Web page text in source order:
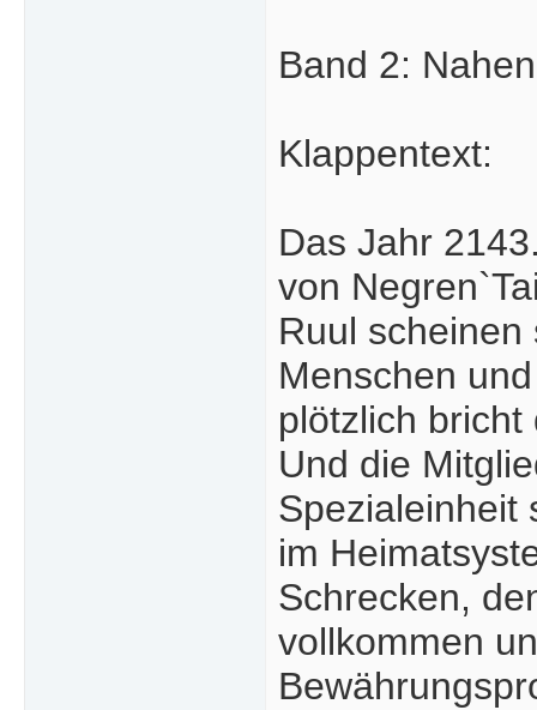
Band 2:
Klappentext:
Das Jahr
von
Ruul
Menschen
plötzlich
Und die
Spezialeinheit
im
Schrecken,
vollkommen